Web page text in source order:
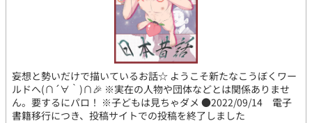
妄想と勢いだけで描いているお話☆ ようこそ新たなこうぼくワー
ルドへ(∩´∀｀)∩🎉 ※実在の人物や団体などとは関係ありませ
ん。要するにパロ！ ※子どもは見ちゃダメ ●2022/09/14 電子
書籍移行につき、投稿サイトでの投稿を終了しました